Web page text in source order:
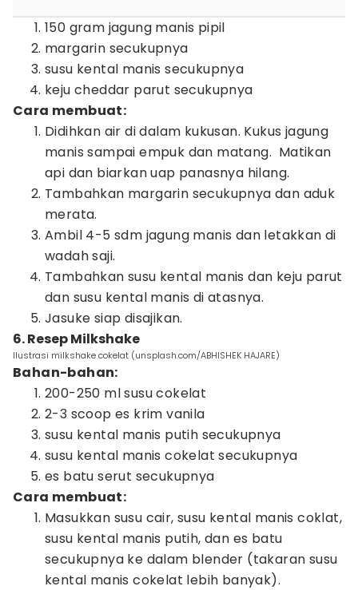
150 gram jagung manis pipil
margarin secukupnya
susu kental manis secukupnya
keju cheddar parut secukupnya
Cara membuat:
Didihkan air di dalam kukusan. Kukus jagung
manis sampai empuk dan matang. Matikan
api dan biarkan uap panasnya hilang.
Tambahkan margarin secukupnya dan aduk
merata.
Ambil 4-5 sdm jagung manis dan letakkan di
wadah saji.
Tambahkan susu kental manis dan keju parut
dan susu kental manis di atasnya.
Jasuke siap disajikan.
6. Resep Milkshake
Ilustrasi milkshake cokelat (unsplash.com/ABHISHEK HAJARE)
Bahan-bahan:
200-250 ml susu cokelat
2-3 scoop es krim vanila
susu kental manis putih secukupnya
susu kental manis cokelat secukupnya
es batu serut secukupnya
Cara membuat:
Masukkan susu cair, susu kental manis coklat,
susu kental manis putih, dan es batu
secukupnya ke dalam blender (takaran susu
kental manis cokelat lebih banyak).